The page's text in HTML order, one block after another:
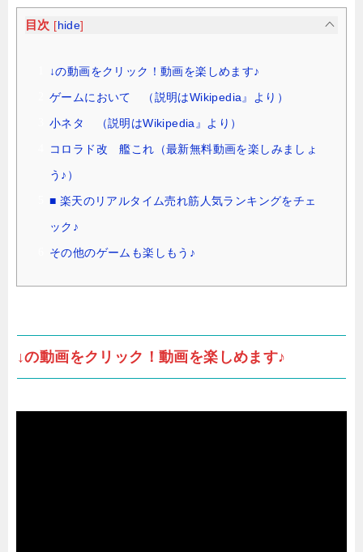
目次 [ hide]
↓の動画をクリック！動画を楽しめます♪
ゲームにおいて （説明はWikipedia』より）
小ネタ （説明はWikipedia』より）
コロラド改 艦これ（最新無料動画を楽しみましょ
う♪）
■ 楽天のリアルタイム売れ筋人気ランキングをチェ
ック♪
その他のゲームも楽しもう♪
↓の動画をクリック！動画を楽しめます♪